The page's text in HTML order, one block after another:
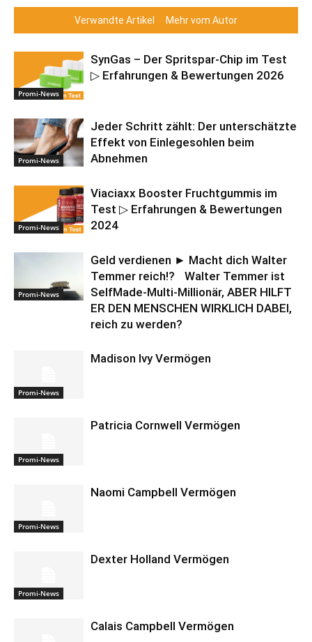
Verwandte Artikel Mehr vom Autor
Promi-News
SynGas – Der Spritspar-Chip im Test
▷ Erfahrungen & Bewertungen 2026
Promi-News
Jeder Schritt zählt: Der unterschätzte
Effekt von Einlegesohlen beim
Abnehmen
Promi-News
Viaciaxx Booster Fruchtgummis im
Test ▷ Erfahrungen & Bewertungen
2024
Promi-News
Geld verdienen ► Macht dich Walter
Temmer reich!? Walter Temmer ist
SelfMade-Multi-Millionär, ABER HILFT
ER DEN MENSCHEN WIRKLICH DABEI,
reich zu werden?
Promi-News
Madison Ivy Vermögen
Promi-News
Patricia Cornwell Vermögen
Promi-News
Naomi Campbell Vermögen
Promi-News
Dexter Holland Vermögen
Calais Campbell Vermögen